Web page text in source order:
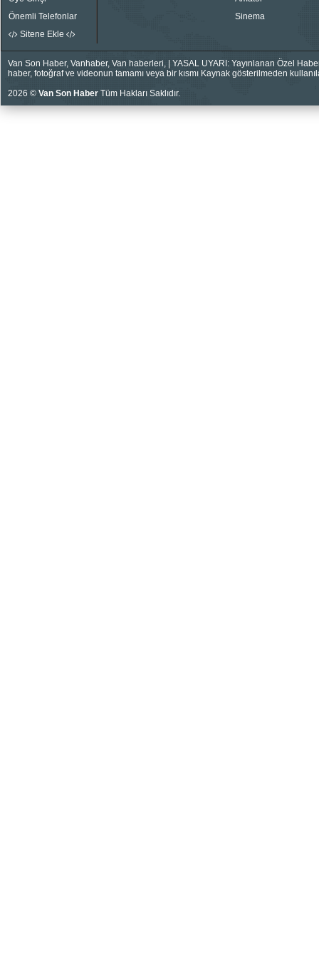
Önemli Telefonlar
Sitene Ekle
Sinema
Van Son Haber, Vanhaber, Van haberleri, | YASAL UYARI: Yayınlanan Özel
haber, fotoğraf ve videonun tamamı veya bir kısmı Kaynak gösterilmeden
2026 © Van Son Haber Tüm Hakları Saklıdır.